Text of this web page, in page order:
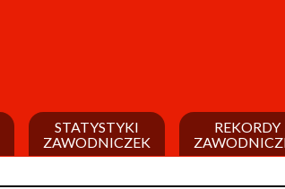
STATYSTYKI
ZAWODNICZEK
REKORDY